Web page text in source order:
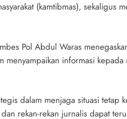
(kamtibmas), sekaligus
Pol Abdul Waras
menyampaikan informasi kepada
dalam menjaga situasi tetap
rekan-rekan jurnalis dapat